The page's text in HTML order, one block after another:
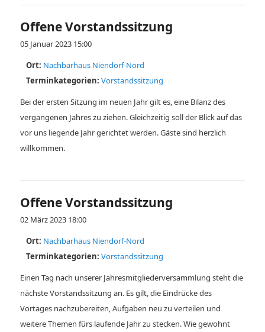
Offene Vorstandssitzung
05 Januar 2023 15:00
Ort: Nachbarhaus Niendorf-Nord
Terminkategorien: Vorstandssitzung
Bei der ersten Sitzung im neuen Jahr gilt es, eine Bilanz des
vergangenen Jahres zu ziehen. Gleichzeitig soll der Blick auf das
vor uns liegende Jahr gerichtet werden. Gäste sind herzlich
willkommen.
Offene Vorstandssitzung
02 März 2023 18:00
Ort: Nachbarhaus Niendorf-Nord
Terminkategorien: Vorstandssitzung
Einen Tag nach unserer Jahresmit­gliederversammlung steht die
nächste Vorstandssitzung an. Es gilt, die Eindrücke des
Vortages nachzubereiten, Aufgaben neu zu verteilen und
weitere Themen fürs laufende Jahr zu stecken. Wie gewohnt